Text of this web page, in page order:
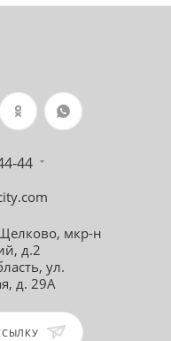
44
мкр-н
д.2
ул.
д. 29А